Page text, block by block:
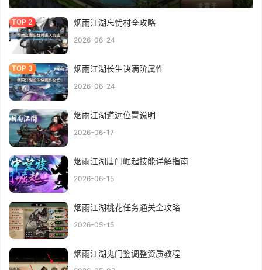
烟雨江湖忘忧村全攻略
2026-06-24
烟雨江湖长生诀满阶属性
2026-06-24
烟雨江湖道远位置说明
2026-06-17
烟雨江湖唐门崛起技能详解指南
2026-06-15
烟雨江湖桃花任务通关全攻略
2026-05-15
烟雨江湖鬼门鉴调整资质教程